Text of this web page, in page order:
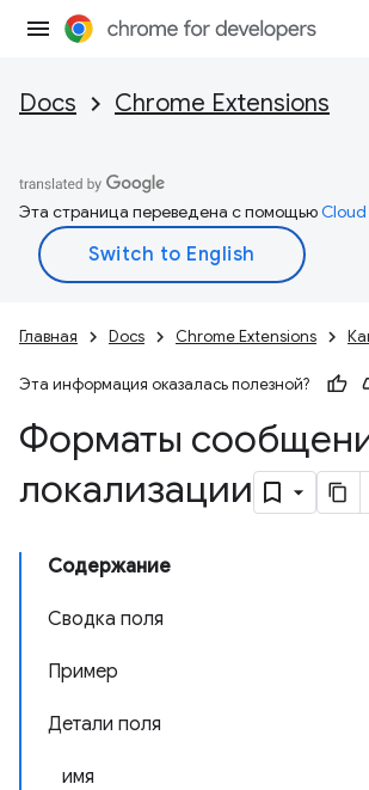
Docs Chrome Extensions
Эта страница переведена с помощьюCloud
Главная Docs Chrome Extensions
Эта информация оказалась полезной?
Форматы
локализации
Содержание
Сводка поля
Пример
Детали поля
имя